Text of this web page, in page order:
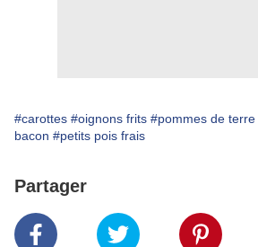
#carottes #oignons frits #pommes de terre
bacon #petits pois frais
Partager